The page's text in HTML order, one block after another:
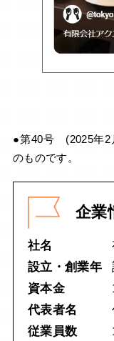
●第40号 (2025年
のものです。
企業
社名
設立・創業年
資本金
代表者名
従業員数